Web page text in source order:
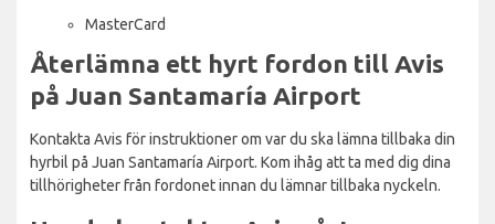
MasterCard
Återlämna ett hyrt fordon till Avis
på Juan Santamaría Airport
Kontakta Avis för instruktioner om var du ska lämna tillbaka din
hyrbil på Juan Santamaría Airport. Kom ihåg att ta med dig dina
tillhörigheter från fordonet innan du lämnar tillbaka nyckeln.